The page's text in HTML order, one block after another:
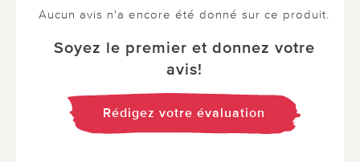
Aucun avis n'a encore été donné sur ce produit.
Soyez le premier et donnez votre
avis!
Rédigez votre évaluation